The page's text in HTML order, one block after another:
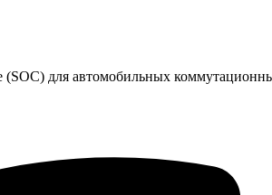
(SOC) для автомобильных